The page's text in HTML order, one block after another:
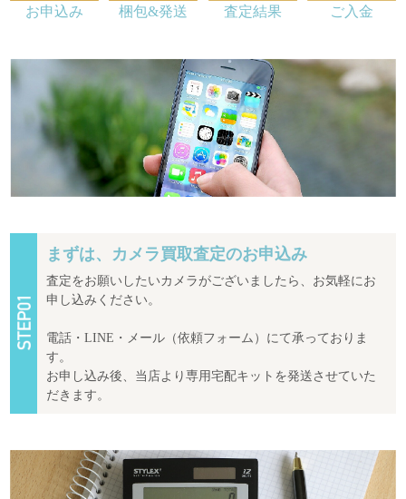
お申込み 梱包&発送 査定結果 ご入金
まずは、カメラ買取査定のお申込み
査定をお願いしたいカメラがございましたら、お気軽にお
申し込みください。
電話・LINE・メール（依頼フォーム）にて承っておりま
す。
お申し込み後、当店より専用宅配キットを発送させていた
だきます。